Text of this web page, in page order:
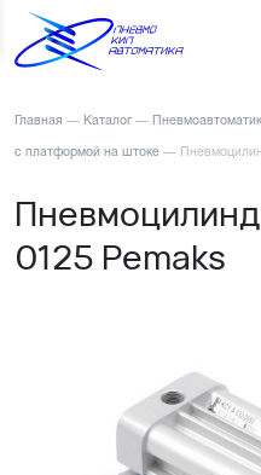
Главная — Каталог —
с платформой на штоке —
0125 Pemaks